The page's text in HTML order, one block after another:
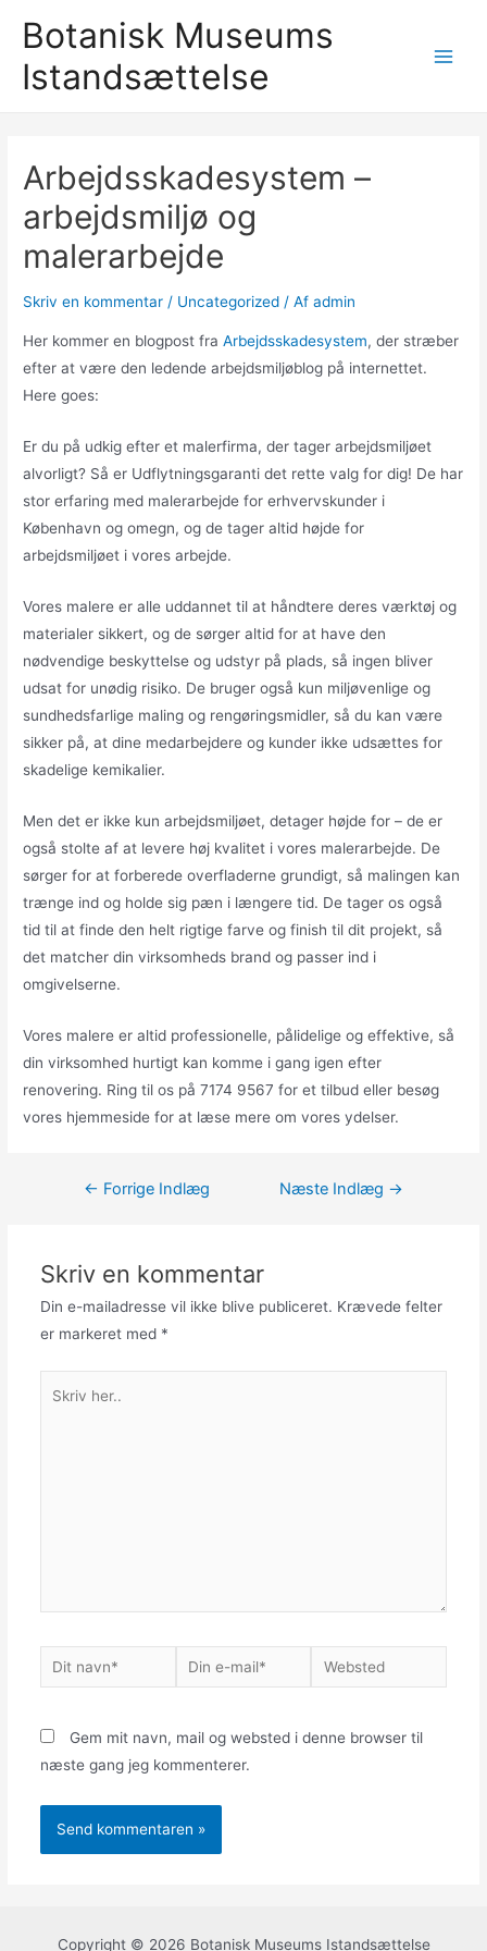
indholdet
Botanisk Museums
Istandsættelse
Arbejdsskadesystem –
arbejdsmiljø og
malerarbejde
Skriv en kommentar / Uncategorized / Afadmin
Her kommer en blogpost fraArbejdsskadesystem, der stræber
efter at være den ledende arbejdsmiljøblog på internettet.
Here goes:
Er du på udkig efter et malerfirma, der tager arbejdsmiljøet
alvorligt? Så er Udflytningsgaranti det rette valg for dig! De har
stor erfaring med malerarbejde for erhvervskunder i
København og omegn, og de tager altid højde for
arbejdsmiljøet i vores arbejde.
Vores malere er alle uddannet til at håndtere deres værktøj og
materialer sikkert, og de sørger altid for at have den
nødvendige beskyttelse og udstyr på plads, så ingen bliver
udsat for unødig risiko. De bruger også kun miljøvenlige og
sundhedsfarlige maling og rengøringsmidler, så du kan være
sikker på, at dine medarbejdere og kunder ikke udsættes for
skadelige kemikalier.
Men det er ikke kun arbejdsmiljøet, detager højde for – de er
også stolte af at levere høj kvalitet i vores malerarbejde. De
sørger for at forberede overfladerne grundigt, så malingen kan
trænge ind og holde sig pæn i længere tid. De tager os også
tid til at finde den helt rigtige farve og finish til dit projekt, så
det matcher din virksomheds brand og passer ind i
omgivelserne.
Vores malere er altid professionelle, pålidelige og effektive, så
din virksomhed hurtigt kan komme i gang igen efter
renovering. Ring til os på 7174 9567 for et tilbud eller besøg
vores hjemmeside for at læse mere om vores ydelser.
Indlægsnavigation
← Forrige Indlæg Næste Indlæg →
Skriv en kommentar
Din e-mailadresse vil ikke blive publiceret. Krævede felter
er markeret med *
Dit
navn*
Din
e-
Websted
Gem mit navn, mail og websted i denne browser til
næste gang jeg kommenterer.
Copyright © 2026 Botanisk Museums Istandsættelse